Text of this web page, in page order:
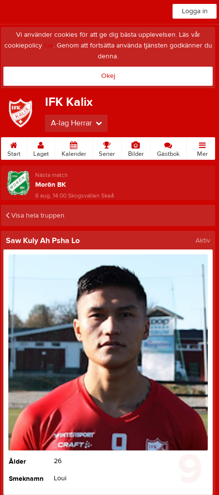
Logga in
Vi använder cookies för att ge dig bästa upplevelsen. Läs vår
cookiepolicy här. Genom att fortsätta använda tjänsten godkänner du
denna.
Okej
IFK Kalix
A-lag Herrar
Start Laget Kalender Serier Bilder Gästbok Mer
Nästa match
Morön BK
8 aug, 14:00Skogsvallen Skeå
Visa hela truppen
Saw Kuly Ah Psha Lo Aktiv
Ålder
26
Smeknamn
Loui